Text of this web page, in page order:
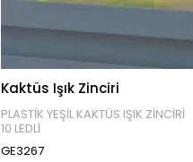
Kaktüs Işık Zinciri
PLASTİK YEŞİL KAKTÜS IŞIK ZİNCİRİ
10 LEDLİ
2 ADET KALEM PİLLE ÇALIŞIR
GE3267